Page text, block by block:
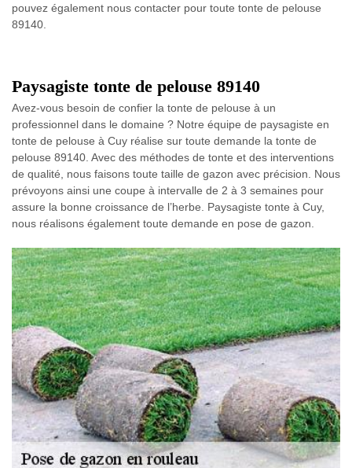
pouvez également nous contacter pour toute tonte de pelouse
89140.
Paysagiste tonte de pelouse 89140
Avez-vous besoin de confier la tonte de pelouse à un
professionnel dans le domaine ? Notre équipe de paysagiste en
tonte de pelouse à Cuy réalise sur toute demande la tonte de
pelouse 89140. Avec des méthodes de tonte et des interventions
de qualité, nous faisons toute taille de gazon avec précision. Nous
prévoyons ainsi une coupe à intervalle de 2 à 3 semaines pour
assure la bonne croissance de l’herbe. Paysagiste tonte à Cuy,
nous réalisons également toute demande en pose de gazon.